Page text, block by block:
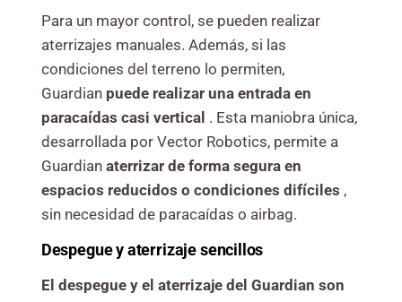
Para un mayor control, se pueden realizar
aterrizajes manuales. Además, si las
condiciones del terreno lo permiten,
Guardian puede realizar una entrada en
paracaídas casi vertical . Esta maniobra única,
desarrollada por Vector Robotics, permite a
Guardian aterrizar de forma segura en
espacios reducidos o condiciones difíciles ,
sin necesidad de paracaídas o airbag.
Despegue y aterrizaje sencillos
El despegue y el aterrizaje del Guardian son